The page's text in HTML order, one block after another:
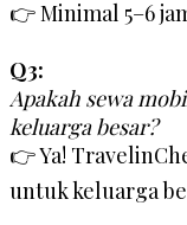
👉 Minimal 5–6
Q3:
Apakah sewa
keluarga besar?
👉 Ya!
untuk keluarga